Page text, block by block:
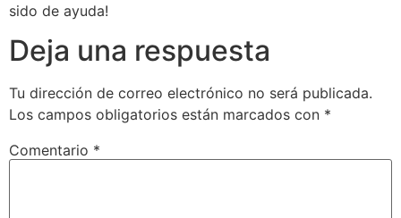
sido de ayuda!
Deja una respuesta
Tu dirección de correo electrónico no será publicada.
Los campos obligatorios están marcados con *
Comentario *